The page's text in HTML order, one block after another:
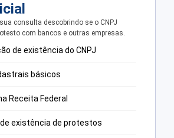
consulta descobrindo se o CNPJ
com bancos e outras empresas.
de existência do CNPJ
básicos
Receita Federal
de existência de protestos